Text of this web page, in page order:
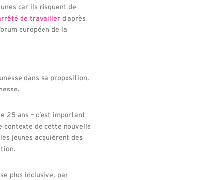
car ils risquent de
de travaillerd’après
européen de la
dans sa proposition,
25 ans – c’est important
contexte de cette nouvelle
jeunes acquièrent des
plus inclusive, par